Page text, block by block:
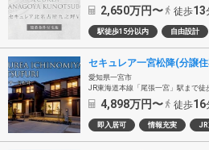
2,650万円〜 徒歩13
駅徒歩15分以内 自由設計
セキュレア一宮松降(分譲
愛知県一宮市
JR東海道本線「尾張一宮」駅まで徒
4,898万円〜 徒歩16
即入居可 情報充実 JR